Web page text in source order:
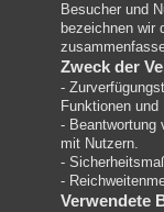
Besucher und
bezeichnen wir
Zweck der
-
Funktionen und
- Beantwortung
mit Nutzern.
-
-
Verwendete